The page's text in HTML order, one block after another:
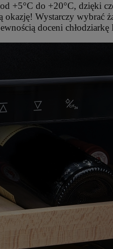
+5°C do +20°C, dzięki
Wystarczy wybrać
doceni